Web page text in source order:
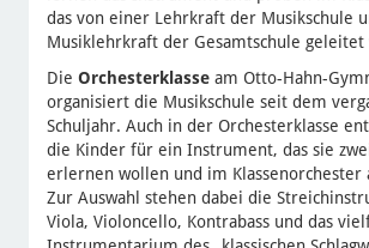
das von einer Lehrkraft der Musikschule
Musiklehrkraft der Gesamtschule geleitet
Die Orchesterklasseam Otto-Hahn-
organisiert die Musikschule seit dem
Schuljahr. Auch in der Orchesterklasse
die Kinder für ein Instrument, das sie
erlernen wollen und im Klassenorchester
Zur Auswahl stehen dabei die
Viola, Violoncello, Kontrabass und das